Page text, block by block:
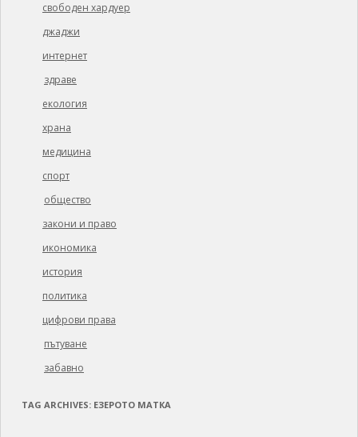
свободен хардуер
джаджи
интернет
здраве
екология
храна
медицина
спорт
общество
закони и право
икономика
история
политика
цифрови права
пътуване
забавно
TAG ARCHIVES: ЕЗЕРОТО МАТКА